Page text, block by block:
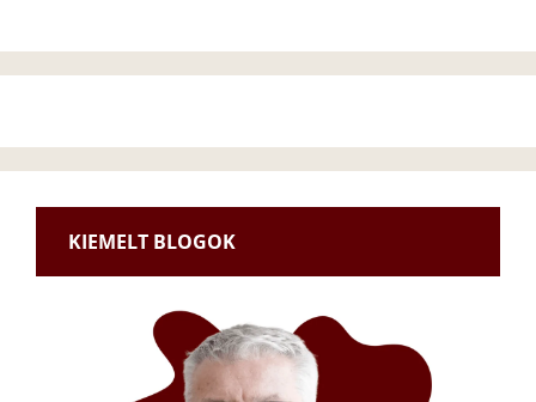
KIEMELT BLOGOK